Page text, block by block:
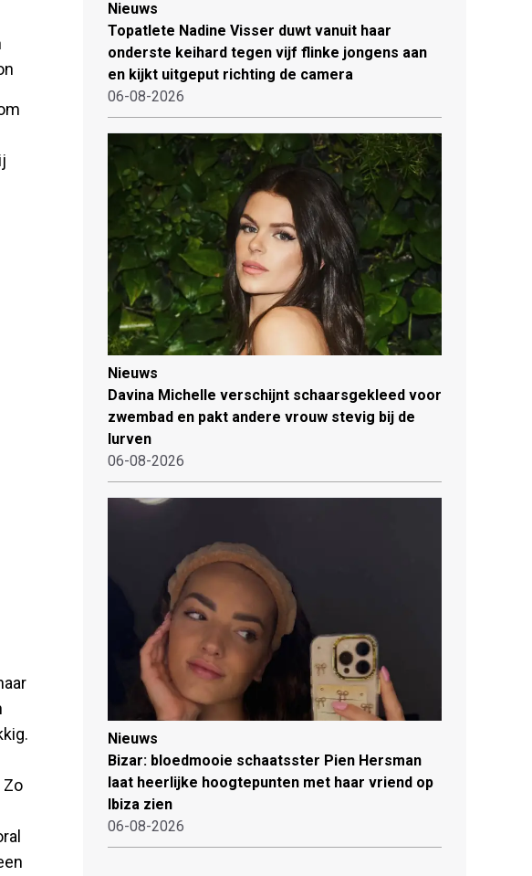
Zo
Nieuws
Topatlete Nadine Visser duwt vanuit haar
onderste keihard tegen vijf flinke jongens aan
en kijkt uitgeput richting de camera
06-08-2026
Nieuws
Davina Michelle verschijnt schaarsgekleed voor
zwembad en pakt andere vrouw stevig bij de
lurven
06-08-2026
Nieuws
Bizar: bloedmooie schaatsster Pien Hersman
laat heerlijke hoogtepunten met haar vriend op
Ibiza zien
06-08-2026